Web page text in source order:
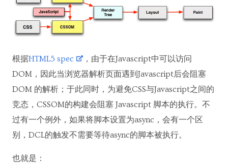
根据HTML5 spec
，由于在Javascript中可以访问
DOM，因此当浏览器解析页面遇到Javascript后会阻塞
DOM 的解析；于此同时，为避免CSS与Javascript之间的
竞态，CSSOM的构建会阻塞 Javascript 脚本的执行。不
过有一个例外，如果将脚本设置为async，会有一个区
别，DCL的触发不需要等待async的脚本被执行。
也就是：